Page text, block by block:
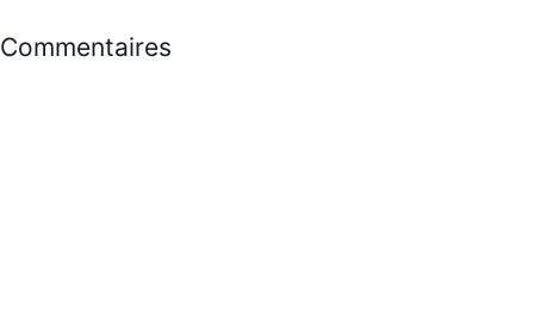
Commentaires